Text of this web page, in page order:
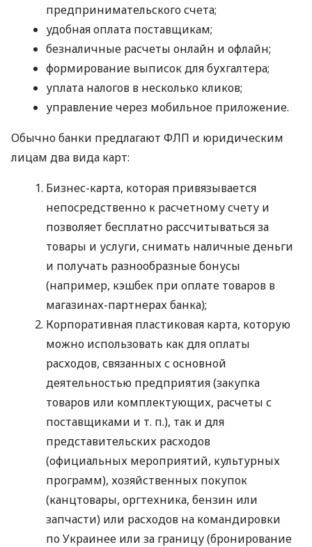
предпринимательского счета;
удобная оплата поставщикам;
безналичные расчеты онлайн и офлайн;
формирование выписок для бухгалтера;
уплата налогов в несколько кликов;
управление через мобильное приложение.
Обычно банки предлагают ФЛП и юридическим
лицам два вида карт:
Бизнес-карта, которая привязывается
непосредственно к расчетному счету и
позволяет бесплатно рассчитываться за
товары и услуги, снимать наличные деньги
и получать разнообразные бонусы
(например, кэшбек при оплате товаров в
магазинах-партнерах банка);
Корпоративная пластиковая карта, которую
можно использовать как для оплаты
расходов, связанных с основной
деятельностью предприятия (закупка
товаров или комплектующих, расчеты с
поставщиками и т. п.), так и для
представительских расходов
(официальных мероприятий, культурных
программ), хозяйственных покупок
(канцтовары, оргтехника, бензин или
запчасти) или расходов на командировки
по Украинее или за границу (бронирование